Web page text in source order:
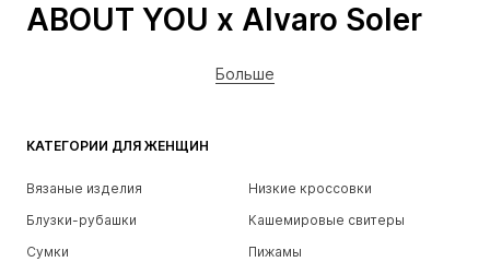
КАТЕГОРИИ ДЛЯ ЖЕНЩИН
Вязаные изделия
Низкие кроссовки
Блузки-рубашки
Кашемировые свитеры
Сумки
Пижамы
ABOUT YOU x Alvaro Soler
Больше